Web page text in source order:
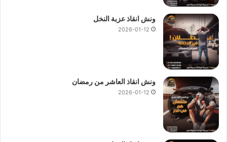
ونش انقاذ عزبة النخل
2026-01-12
ونش انقاذ العاشر من رمضان
2026-01-12